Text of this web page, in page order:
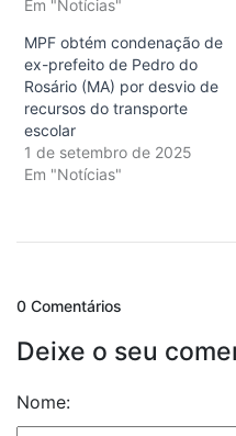
Em "Notícias"
MPF obtém condenação de
ex-prefeito de Pedro do
Rosário (MA) por desvio de
recursos do transporte
escolar
1 de setembro de 2025
Em "Notícias"
0 Comentários
Deixe o seu
Nome: